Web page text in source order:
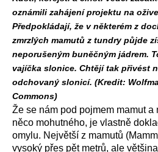
oznámili zahájení projektu na
Předpokládají, že v některém z
zmrzlých mamutů z tundry půjde
neporušeným buněčným jádrem.
vajíčka slonice. Chtějí tak přivést
odchovaný slonicí. (Kredit:
Commons)
Že se nám pod pojmem mamut
něco mohutného, je vlastně
omylu. Největší z mamutů
vysoký přes pět metrů, ale